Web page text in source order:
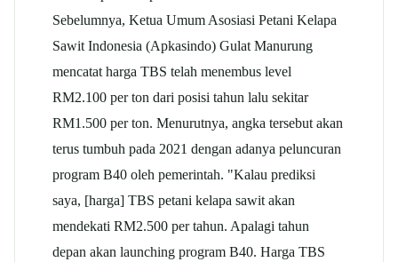
Sebelumnya, Ketua Umum Asosiasi Petani Kelapa
Sawit Indonesia (Apkasindo) Gulat Manurung
mencatat harga TBS telah menembus level
RM2.100 per ton dari posisi tahun lalu sekitar
RM1.500 per ton. Menurutnya, angka tersebut akan
terus tumbuh pada 2021 dengan adanya peluncuran
program B40 oleh pemerintah. "Kalau prediksi
saya, [harga] TBS petani kelapa sawit akan
mendekati RM2.500 per tahun. Apalagi tahun
depan akan launching program B40. Harga TBS